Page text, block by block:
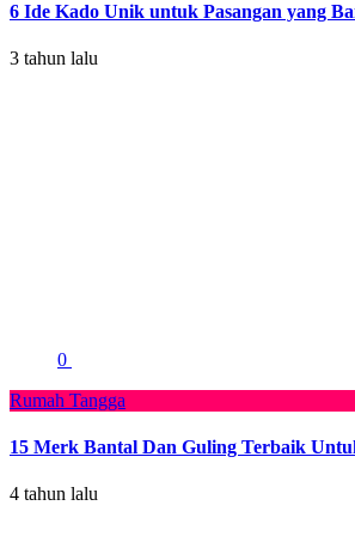
6 Ide Kado Unik untuk Pasangan yang
3 tahun lalu
0
Rumah Tangga
15 Merk Bantal Dan Guling Terbaik
4 tahun lalu